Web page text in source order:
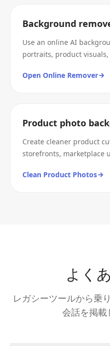
Background
Use an online AI
portraits, product
Open Online Remover
Product photo
Create cleaner product
storefronts, marketplace
Clean Product Photos
よく
レガシーツールから乗
会話を掲載